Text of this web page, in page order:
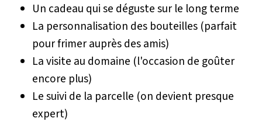
Un cadeau qui se déguste sur le long terme
La personnalisation des bouteilles (parfait
pour frimer auprès des amis)
La visite au domaine (l'occasion de goûter
encore plus)
Le suivi de la parcelle (on devient presque
expert)